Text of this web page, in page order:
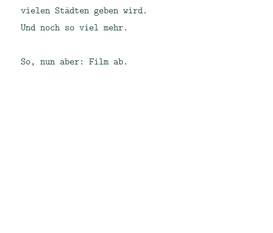
vielen Städten geben wird.
Und noch so viel mehr.
So, nun aber: Film ab.